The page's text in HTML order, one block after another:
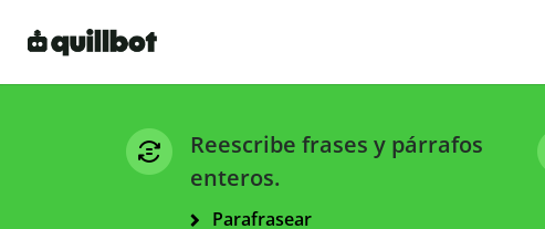
Reescribe frases y párrafos
enteros.
Parafrasear